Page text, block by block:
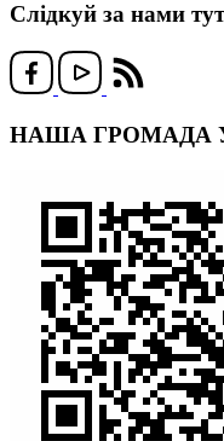
Слідкуй за нами
НАША ГРОМАДА